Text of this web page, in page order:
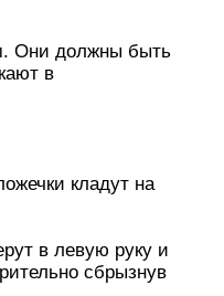
Они должны быть
в
кладут на
в левую руку и
сбрызнув